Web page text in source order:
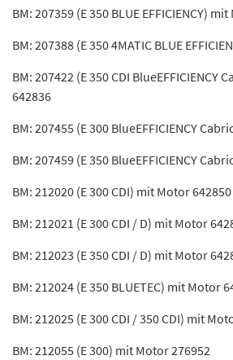
BM: 207359 (E 350 BLUE EFFICIENCY)
BM: 207388 (E 350 4MATIC BLUE
BM: 207422 (E 350 CDI BlueEFFICIENCY
642836
BM: 207455 (E 300 BlueEFFICIENCY
BM: 207459 (E 350 BlueEFFICIENCY
BM: 212020 (E 300 CDI) mit Motor 642850
BM: 212021 (E 300 CDI / D) mit Motor
BM: 212023 (E 350 CDI / D) mit Motor
BM: 212024 (E 350 BLUETEC) mit Motor
BM: 212025 (E 300 CDI / 350 CDI) mit
BM: 212055 (E 300) mit Motor 276952